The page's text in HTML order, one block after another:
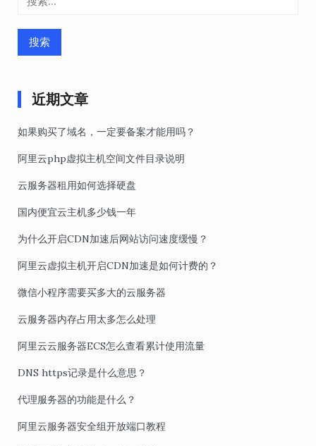
近期文章
如果购买了域名，一定要备案才能用吗？
阿里云php虚拟主机空间文件目录说明
云服务器租用如何选择硬盘
国内便宜云主机多少钱一年
为什么开启CDN加速后网站访问速度缓慢？
阿里云虚拟主机开启CDN加速是如何计费的？
微信小程序需要买多大的云服务器
云服务器内存占用太多怎么处理
阿里云云服务器ECS怎么查看累计使用流量
DNS https记录是什么意思？
代理服务器的功能是什么？
阿里云服务器安全组开放端口教程